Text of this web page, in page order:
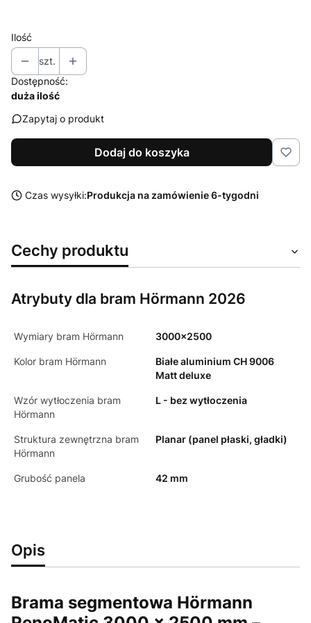
Ilość
szt.
Dostępność:
duża ilość
Zapytaj o produkt
Dodaj do koszyka
Czas wysyłki:Produkcja na zamówienie 6-tygodni
Cechy produktu
Atrybuty dla bram Hörmann 2026
Wymiary bram Hörmann 3000x2500
Kolor bram Hörmann
Białe aluminium CH 9006
Matt deluxe
Wzór wytłoczenia bram
Hörmann
L - bez wytłoczenia
Struktura zewnętrzna bram
Hörmann
Planar (panel płaski, gładki)
Grubość panela 42 mm
Opis
Brama segmentowa Hörmann